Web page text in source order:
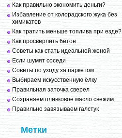
Как правильно экономить деньги?
Избавление от колорадского жука без
химикатов
Как тратить меньше топлива при езде?
Как просверлить бетон
Советы как стать идеальной женой
Если шумят соседи
Советы по уходу за паркетом
Выбираем искусственную ёлку
Правильная заточка сверел
Сохраняем оливковое масло свежим
Правильно завязываем галстук
Метки